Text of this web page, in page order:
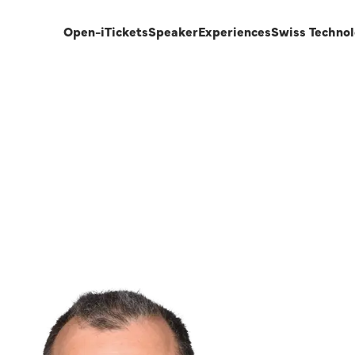
Open-iTicketsSpeakerExperiencesSwiss